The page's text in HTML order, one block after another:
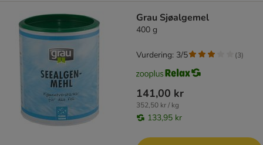
Grau Sjøalgemel
400 g
141,00 kr
352,50 kr / kg
133,95 kr
Vurdering: 3/5 (3)